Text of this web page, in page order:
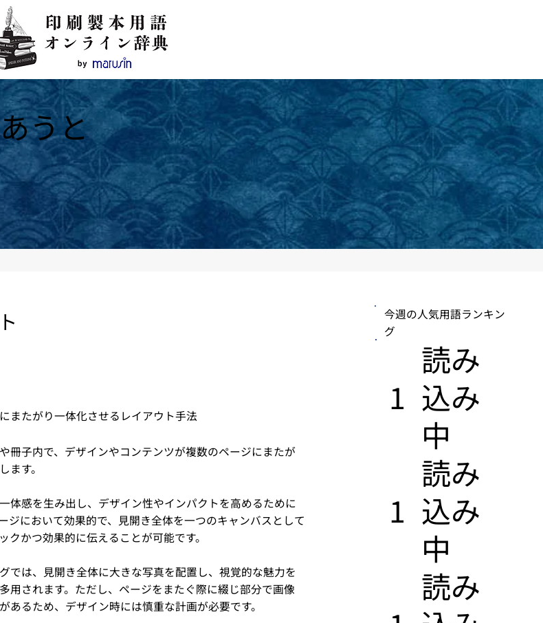
うと
またがり一体化させるレイアウト手法
冊子内で、デザインやコンテンツが複数のページにまたが
ます。
体感を生み出し、デザイン性やインパクトを高めるために
ジにおいて効果的で、見開き全体を一つのキャンバスとして
クかつ効果的に伝えることが可能です。
では、見開き全体に大きな写真を配置し、視覚的な魅力を
用されます。ただし、ページをまたぐ際に綴じ部分で画像
あるため、デザイン時には慎重な計画が必要です。
今週の人気用語ランキン
グ
1
​読み
込み
中
1
​読み
込み
中
​読み